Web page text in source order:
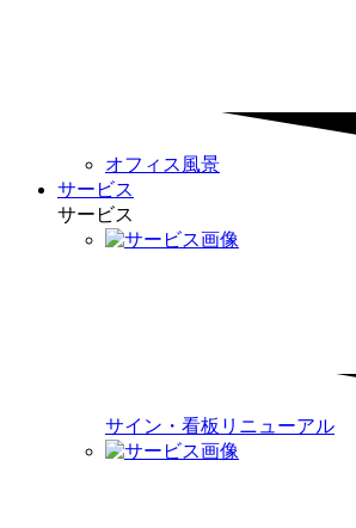
オフィス風景
サービス
サービス
サイン・看板リニューアル